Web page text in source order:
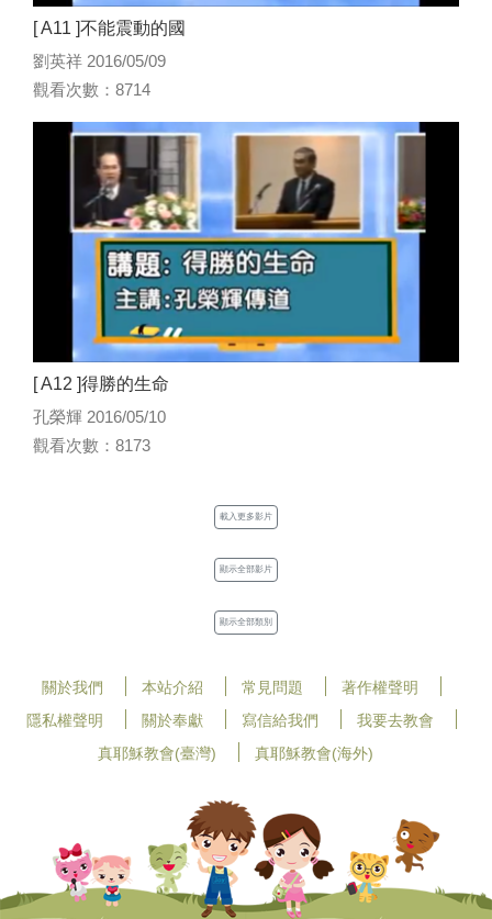
[ A11 ]不能震動的國
劉英祥 2016/05/09
觀看次數：8714
[ A12 ]得勝的生命
孔榮輝 2016/05/10
觀看次數：8173
載入更多影片
顯示全部影片
顯示全部類別
關於我們 本站介紹 常見問題
著作權聲明
隱私權聲明
關於奉獻 寫信給我們
我要去教會
真耶穌教會(臺灣)
真耶穌教會(海外)